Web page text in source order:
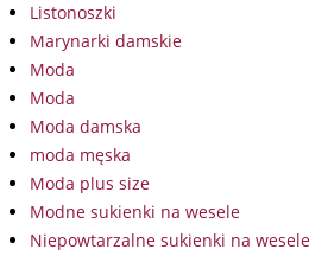
Listonoszki
Marynarki damskie
Moda
Moda
Moda damska
moda męska
Moda plus size
Modne sukienki na wesele
Niepowtarzalne sukienki na wesele